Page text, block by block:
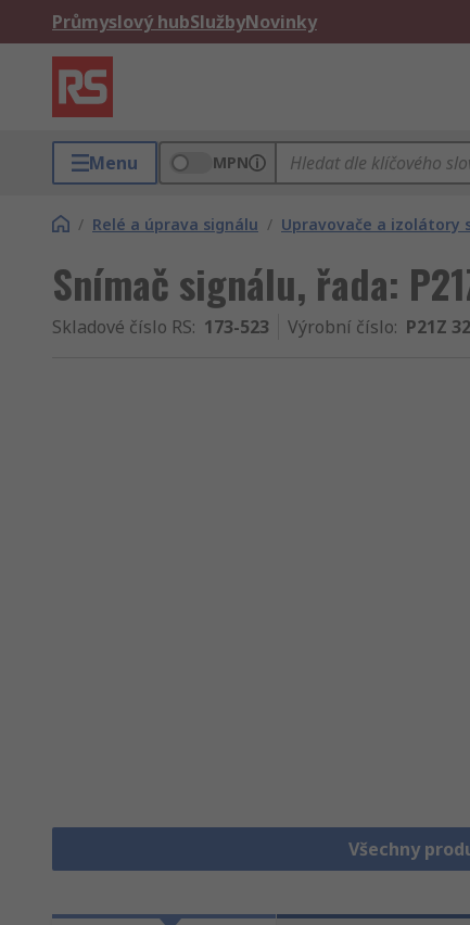
Průmyslový hubSlužbyNovinky
Menu MPN
/ Relé a úprava signálu / Upravovače a izolátory
Snímač signálu, řada:
Skladové číslo RS: 173-523 Výrobní číslo: P21Z
Všechny